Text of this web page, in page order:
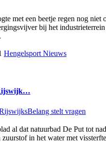
met een beetje regen nog niet
bij het
Hengelsport Nieuws
al dat natuurbad De Put tot
in het water met